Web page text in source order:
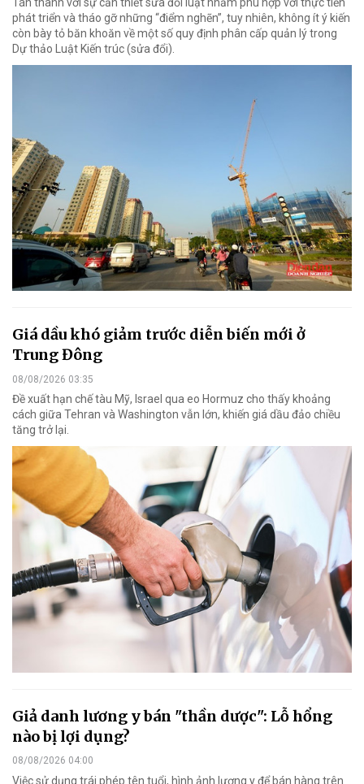
phát triển và tháo gỡ những “điểm nghẽn”, tuy nhiên, không ít ý kiến
còn bày tỏ băn khoăn về một số quy định phân cấp quản lý trong
Dự thảo Luật Kiến trúc (sửa đổi).
Giá dầu khó giảm trước diễn biến mới ở
Trung Đông
08/08/2026 03:35
Đề xuất hạn chế tàu Mỹ, Israel qua eo Hormuz cho thấy khoảng
cách giữa Tehran và Washington vẫn lớn, khiến giá dầu đảo chiều
tăng trở lại.
Giả danh lương y bán "thần dược": Lỗ hổng
nào bị lợi dụng?
08/08/2026 04:00
Việc sử dụng trái phép tên tuổi, hình ảnh lương y để bán hàng trên